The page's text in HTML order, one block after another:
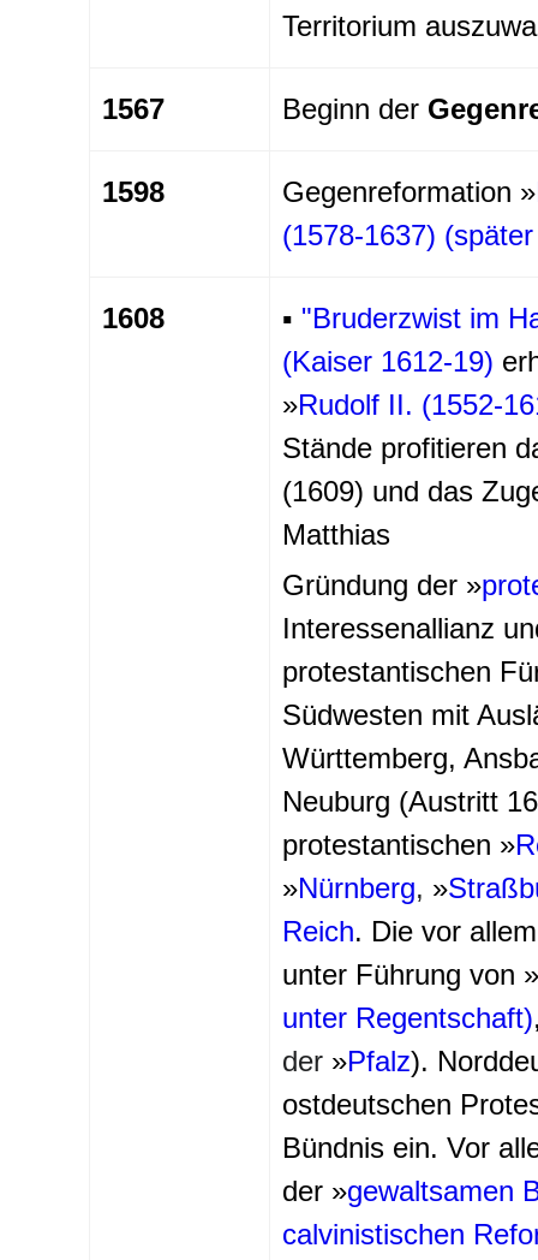
Territorium
1567 Beginn der
1598 Gegenreformation »
(1578-1637)
1608 ▪ "Bruderzwist im
(Kaiser 1612-19)
»Rudolf II. (1552-
Stände profitieren
(1609) und das
Matthias
Gründung der »
Interessenallianz
protestantischen
Südwesten mit
Württemberg,
Neuburg (Austritt
protestantischen »
»Nürnberg, »
Reich. Die vor
unter Führung von »
unter Regentschaft)
der »Pfalz).
ostdeutschen
Bündnis ein. Vor
der »gewaltsamen
calvinistischen